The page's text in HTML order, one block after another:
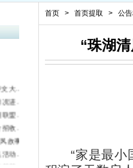
首页 > 首页提取 > 公
“珠湖
“家是最小国